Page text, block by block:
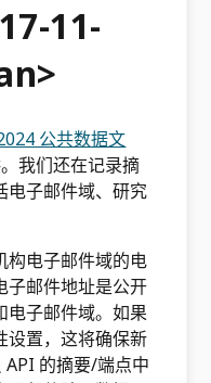
11-
公共数据文
我们还在记录摘
电子邮件域、研究
构电子邮件域的电
子邮件地址是公开
电子邮件域。如果
设置，这将确保新
的摘要/端点中